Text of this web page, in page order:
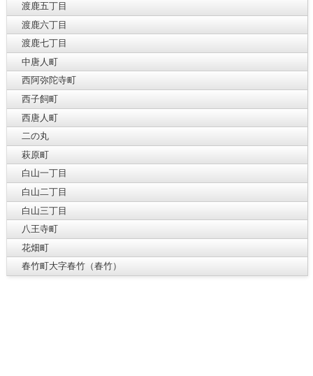
渡鹿五丁目
渡鹿六丁目
渡鹿七丁目
中唐人町
西阿弥陀寺町
西子飼町
西唐人町
二の丸
萩原町
白山一丁目
白山二丁目
白山三丁目
八王寺町
花畑町
春竹町大字春竹（春竹）